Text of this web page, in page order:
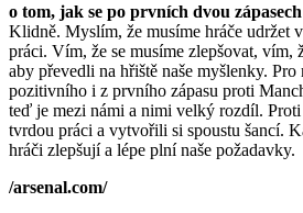
o tom, jak se po prvních dvou
Klidně. Myslím, že musíme hráče udržet
práci. Vím, že se musíme zlepšovat, vím,
aby převedli na hřiště naše myšlenky. Pro
pozitivního i z prvního zápasu proti
teď je mezi námi a nimi velký rozdíl. Proti
tvrdou práci a vytvořili si spoustu šancí.
hráči zlepšují a lépe plní naše požadavky.
/arsenal.com/